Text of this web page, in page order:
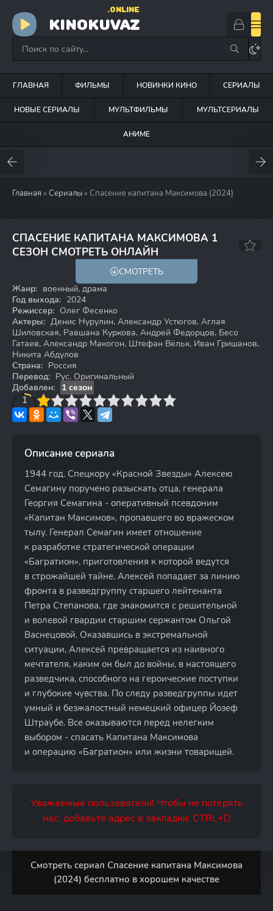
KINOKUVAZ
.ONLINE
ГЛАВНАЯ ФИЛЬМЫ НОВИНКИ КИНО СЕРИАЛЫ
НОВЫЕ СЕРИАЛЫ МУЛЬТФИЛЬМЫ МУЛЬТСЕРИАЛЫ
АНИМЕ
Главная » Сериалы » Спасение капитана Максимова (2024)
СПАСЕНИЕ КАПИТАНА МАКСИМОВА 1
СЕЗОН СМОТРЕТЬ ОНЛАЙН
5.7
СМОТРЕТЬ
Жанр: военный, драма
Год выхода: 2024
Режиссер: Олег Фесенко
Актеры: Денис Нурулин, Александр Устюгов, Аглая
Шиловская, Равшана Куркова, Андрей Федорцов, Бесо
Гатаев, Александр Макогон, Штефан Вёльк, Иван Гришанов,
Никита Абдулов
Страна: Россия
Перевод: Рус. Оригинальный
Добавлен:
1 сезон
1
4 6 7 8 9 10
Описание сериала
1944 год. Спецкору «Красной Звезды» Алексею
Семагину поручено разыскать отца, генерала
Георгия Семагина - оперативный псевдоним
«Капитан Максимов», пропавшего во вражеском
тылу. Генерал Семагин имеет отношение
к разработке стратегической операции
«Багратион», приготовления к которой ведутся
в строжайшей тайне. Алексей попадает за линию
фронта в разведгруппу старшего лейтенанта
Петра Степанова, где знакомится с решительной
и волевой гвардии старшим сержантом Ольгой
Васнецовой. Оказавшись в экстремальной
ситуации, Алексей превращается из наивного
мечтателя, каким он был до войны, в настоящего
разведчика, способного на героические поступки
и глубокие чувства. По следу разведгруппы идет
умный и безжалостный немецкий офицер Йозеф
Штраубе. Все оказываются перед нелегким
выбором - спасать Капитана Максимова
и операцию «Багратион» или жизни товарищей.
Уважаемые пользователи! Чтобы не потерять
нас, добавьте адрес в закладки: CTRL+D
Смотреть сериал Спасение капитана Максимова
(2024) бесплатно в хорошем качестве